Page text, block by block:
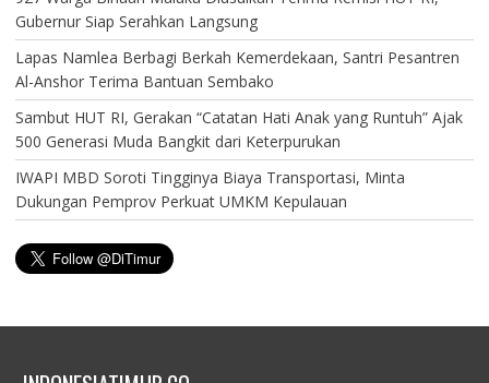
Gubernur Siap Serahkan Langsung
Lapas Namlea Berbagi Berkah Kemerdekaan, Santri Pesantren
Al-Anshor Terima Bantuan Sembako
Sambut HUT RI, Gerakan “Catatan Hati Anak yang Runtuh” Ajak
500 Generasi Muda Bangkit dari Keterpurukan
IWAPI MBD Soroti Tingginya Biaya Transportasi, Minta
Dukungan Pemprov Perkuat UMKM Kepulauan